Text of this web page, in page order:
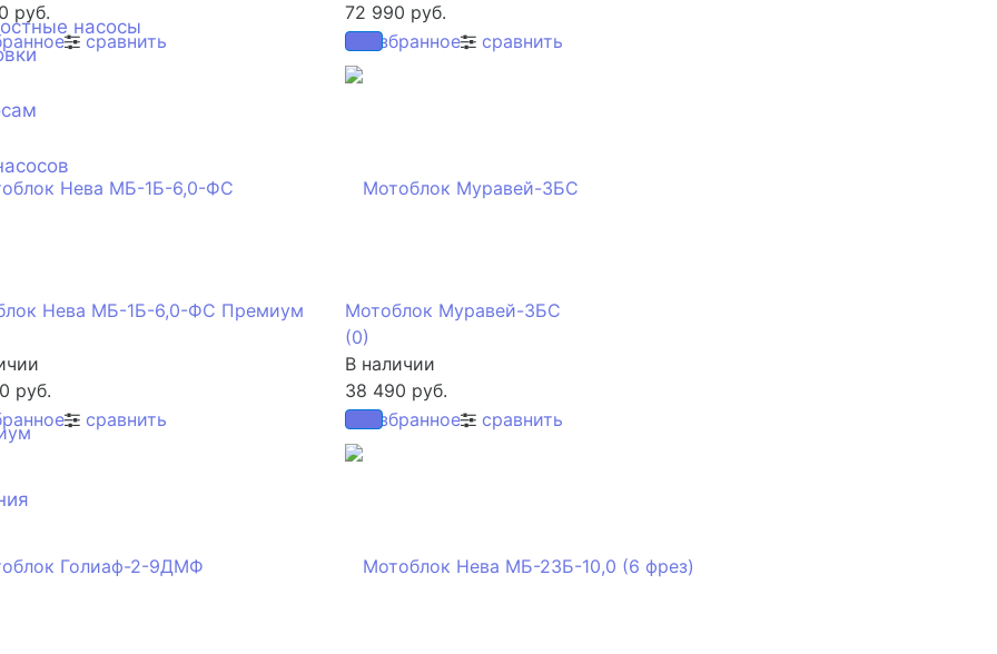
насосы
сравнить
руб.
избранное
сравнить
72 990 руб.
сравнить
Нева МБ-1Б-6,0-ФС Премиум
руб.
избранное
сравнить
Мотоблок Муравей-3БС
(0)
В наличии
38 490 руб.